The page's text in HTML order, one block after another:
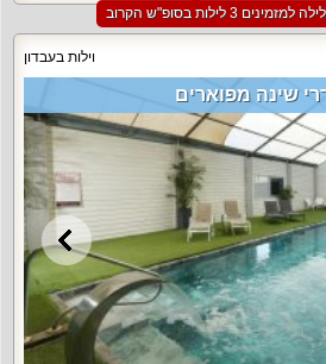
וילות בעבדון